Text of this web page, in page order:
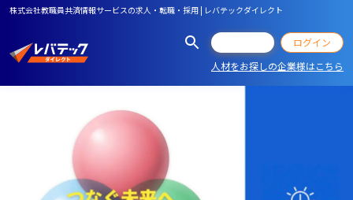
株式会社教職員共済情報サービスの求人・転職・採用 | レバテックダイレクト
ログイン
人材をお探しの企業様はこちら